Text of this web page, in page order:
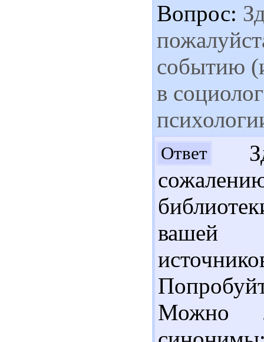
Вопрос:
событию
в
Ответ
вашей
Можно